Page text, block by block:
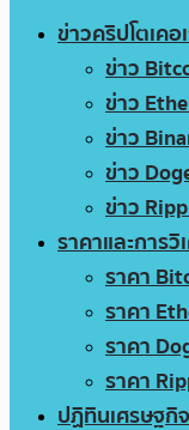
ข่าวคริปโตเคอ
ข่าว
ข่าว
ข่าว
ข่าว
ข่าว
ราคาและการวิ
ราคา
ราคา
ราคา
ราคา
ปฏิทินเศรษฐกิจ